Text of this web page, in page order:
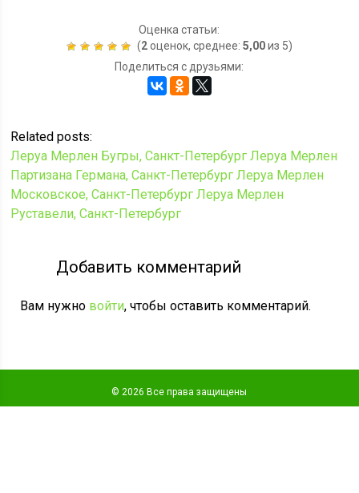
Оценка статьи:
(2оценок, среднее: 5,00из 5)
Поделиться с друзьями:
Related posts:
Леруа Мерлен Бугры, Санкт-Петербург Леруа Мерлен
Партизана Германа, Санкт-Петербург Леруа Мерлен
Московское, Санкт-Петербург Леруа Мерлен
Руставели, Санкт-Петербург
Добавить комментарий
Вам нужно войти, чтобы оставить комментарий.
© 2026 Все права защищены